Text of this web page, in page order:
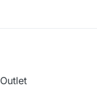
Outlet